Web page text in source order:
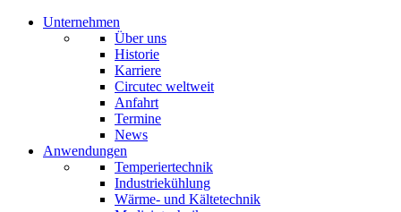
Unternehmen
Über uns
Historie
Karriere
Circutec weltweit
Anfahrt
Termine
News
Anwendungen
Temperiertechnik
Industriekühlung
Wärme- und Kältetechnik